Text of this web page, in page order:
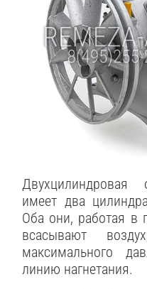
Двухцилиндровая
имеет два
Оба они, работая в
всасывают
максимального
линию нагнетания.